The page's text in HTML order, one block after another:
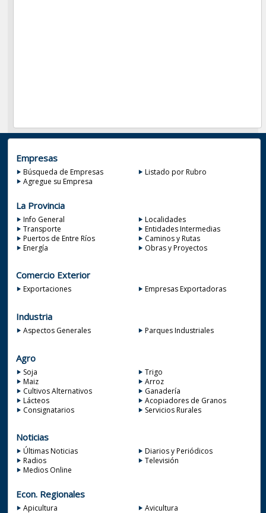
Empresas
Búsqueda de Empresas
Listado por Rubro
Agregue su Empresa
La Provincia
Info General
Localidades
Transporte
Entidades Intermedias
Puertos de Entre Ríos
Caminos y Rutas
Energía
Obras y Proyectos
Comercio Exterior
Exportaciones Empresas Exportadoras
Industria
Aspectos Generales Parques Industriales
Agro
Soja
Trigo
Maiz
Arroz
Cultivos Alternativos
Ganadería
Lácteos
Acopiadores de Granos
Consignatarios
Servicios Rurales
Noticias
Últimas Noticias
Diarios y Periódicos
Radios
Televisión
Medios Online
Econ. Regionales
Apicultura
Avicultura